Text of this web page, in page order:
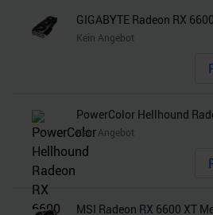
Partner führen diese
weiteren Daten zusammen, die
haben oder die sie im Rahmen
GIGABYTE Radeon RX
Kein Angebot
PowerColor Hellhound
Kein Angebot
MSI Radeon RX 6600 XT